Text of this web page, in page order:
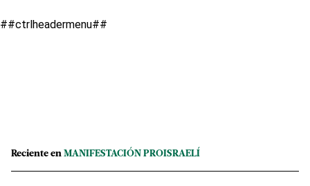
##ctrlheadermenu##
Reciente en MANIFESTACIÓN PROISRAELÍ